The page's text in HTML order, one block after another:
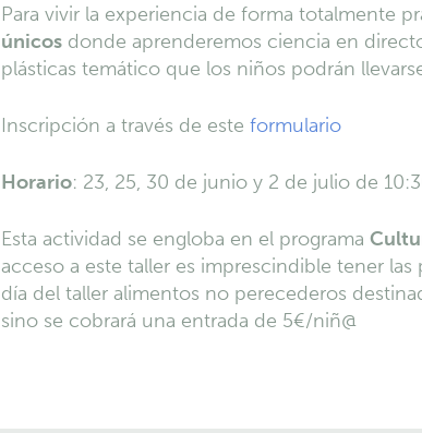
Para vivir la experiencia de forma totalmente
únicos donde aprenderemos ciencia en
plásticas temático que los niños podrán
Inscripción a través de este formulario
Horario: 23, 25, 30 de junio y 2 de julio de
Esta actividad se engloba en el programa
acceso a este taller es imprescindible tener las
día del taller alimentos no perecederos
sino se cobrará una entrada de 5€/niñ@